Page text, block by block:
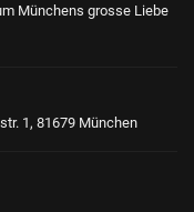
Münchens grosse Liebe
1, 81679 München